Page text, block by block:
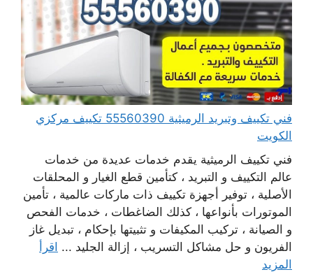
فني تكييف وتبريد الرميثية 55560390 تكييف مركزي
الكويت
فني تكييف الرميثية يقدم خدمات عديدة من خدمات
عالم التكييف و التبريد ، كتأمين قطع الغيار و المحلقات
الأصلية ، توفير أجهزة تكييف ذات ماركات عالمية ، تأمين
الموتورات بأنواعها ، كذلك الضاغطات ، خدمات الفحص
و الصيانة ، تركيب المكيفات و تثبيتها بإحكام ، تبديل غاز
الفريون و حل مشاكل التسريب ، إزالة الجليد ... اقرأ
المزيد